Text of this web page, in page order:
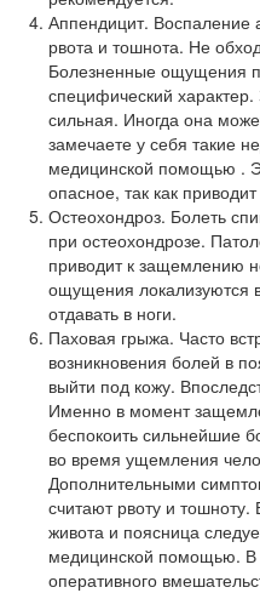
Аппендицит. Воспаление
рвота и тошнота. Не
Болезненные ощущения
специфический
сильная. Иногда она
замечаете у себя такие
медицинской помощью .
опасное, так как
Остеохондроз. Болеть
при остеохондрозе.
приводит к защемлению
ощущения локализуются
отдавать в ноги.
Паховая грыжа. Часто
возникновения болей в
выйти под кожу.
Именно в момент
беспокоить сильнейшие
во время ущемления
Дополнительными
считают рвоту и тошноту.
живота и поясница
медицинской помощью. В
оперативного